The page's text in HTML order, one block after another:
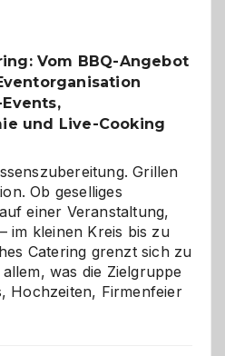
Gelegenheit,
neue
zu
Vom BBQ-Angebot
und Live-Cooking
Grillen
Ob geselliges
einer Veranstaltung,
im kleinen Kreis bis zu
Catering grenzt sich zu
was die Zielgruppe
Hochzeiten, Firmenfeier